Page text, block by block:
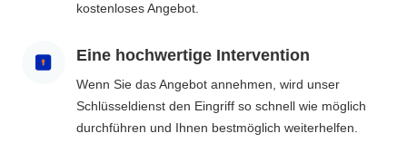
kostenloses Angebot.
Eine hochwertige Intervention
Wenn Sie das Angebot annehmen, wird unser
Schlüsseldienst den Eingriff so schnell wie möglich
durchführen und Ihnen bestmöglich weiterhelfen.